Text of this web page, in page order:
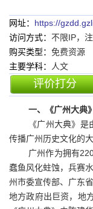
网址： https://
访问方式： 不限IP，注
购买类型： 免费资源
主要学科：
人文
评价打分
一、《广州大典
《广州大典》
传播广州历史文化的
广州作为拥有
蠢鱼风化蛀蚀，兵赛
州市委宣传部、广东
地方政府出巨资，地